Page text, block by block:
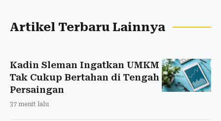
Artikel Terbaru Lainnya
Kadin Sleman Ingatkan UMKM
Tak Cukup Bertahan di Tengah
Persaingan
37 menit lalu